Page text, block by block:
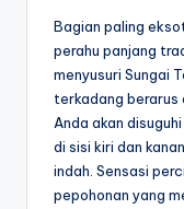
Bagian paling
perahu panjang
menyusuri Sungai
terkadang berarus
Anda akan
di sisi kiri dan
indah. Sensasi
pepohonan yang